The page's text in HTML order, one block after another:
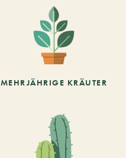
MEHRJÄHRIGE KRÄUTER